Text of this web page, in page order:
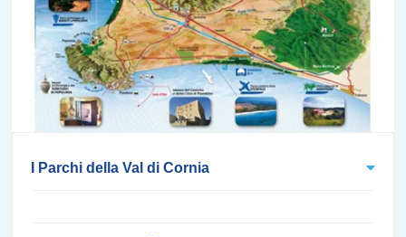
I Parchi della Val di Cornia